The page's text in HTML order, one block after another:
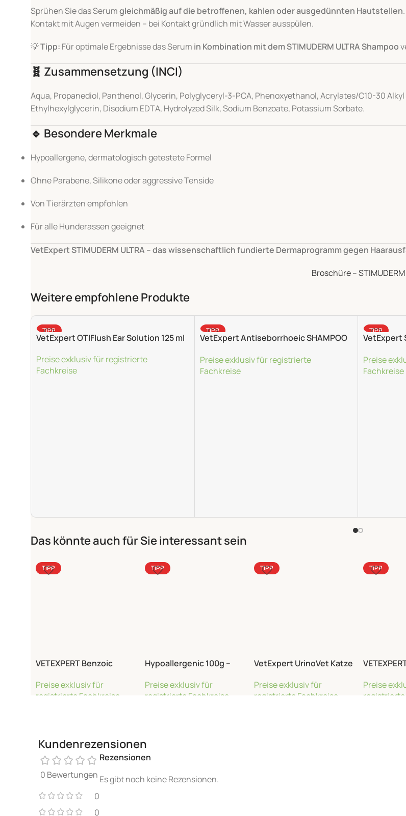
Sprühen Sie das Serumgleichmäßig auf die betroffenen, kahlen oder ausgedünnten Hautstellen
Kontakt mit Augen vermeiden – bei Kontakt gründlich mit Wasser ausspülen.
💡Tipp: Für optimale Ergebnisse das Serum in Kombination mit dem STIMUDERM ULTRA Shampoo
🧬 Zusammensetzung (INCI)
Aqua, Propanediol, Panthenol, Glycerin, Polyglyceryl-3-PCA, Phenoxyethanol, Acrylates/C10-30
Ethylhexylglycerin, Disodium EDTA, Hydrolyzed Silk, Sodium Benzoate, Potassium Sorbate.
🔹 Besondere Merkmale
Hypoallergene, dermatologisch getestete Formel
Ohne Parabene, Silikone oder aggressive Tenside
Von Tierärzten empfohlen
Für alle Hunderassen geeignet
VetExpert STIMUDERM ULTRA – das wissenschaftlich fundierte Dermaprogramm gegen
Broschüre – STIMUDERM
Weitere empfohlene Produkte
TIPP
VetExpert OTIFlush Ear Solution 125 ml
Preise exklusiv für registrierte
Fachkreise
TIPP
VetExpert Antiseborrhoeic SHAMPOO
Preise exklusiv für registrierte
Fachkreise
TIPP
VetExpert
Preise
Fachkreise
Das könnte auch für Sie interessant sein
TIPP
VETEXPERT Benzoic
Preise exklusiv für
registrierte Fachkreise
TIPP
Hypoallergenic 100g –
Spirulina
Preise exklusiv für
registrierte Fachkreise
TIPP
VetExpert UrinoVet Katze
Twist-Off
Preise exklusiv für
registrierte Fachkreise
TIPP
20x15ml
Preise
Kundenrezensionen
0 Bewertungen
0
0
Rezensionen
Es gibt noch keine Rezensionen.